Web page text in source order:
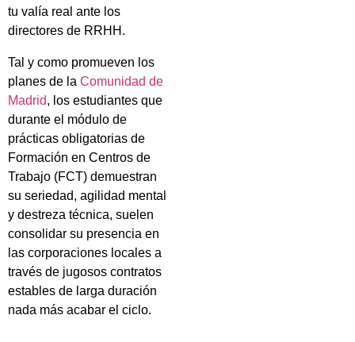
tu valía real ante los
directores de RRHH.
Tal y como promueven los
planes de la Comunidad de
Madrid, los estudiantes que
durante el módulo de
prácticas obligatorias de
Formación en Centros de
Trabajo (FCT) demuestran
su seriedad, agilidad mental
y destreza técnica, suelen
consolidar su presencia en
las corporaciones locales a
través de jugosos contratos
estables de larga duración
nada más acabar el ciclo.